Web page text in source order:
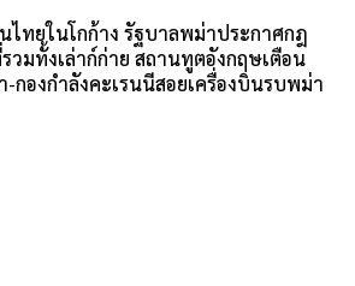
ทยในโกก้าง รัฐบาลพม่าประกาศกฎ
วมทั้งเล่าก์ก่าย สถานทูตอังกฤษเตือน
กองกำลังคะเรนนีสอยเครื่องบินรบพม่า